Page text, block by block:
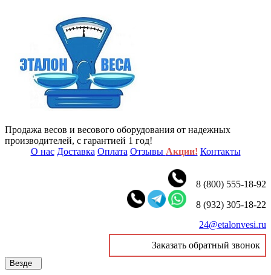
Продажа весов и весового оборудования от надежных
производителей, с гарантией 1 год!
О нас Доставка Оплата Отзывы Акции! Контакты
8 (800) 555-18-92
8 (932) 305-18-22
24@etalonvesi.ru
Заказать обратный звонок
Везде